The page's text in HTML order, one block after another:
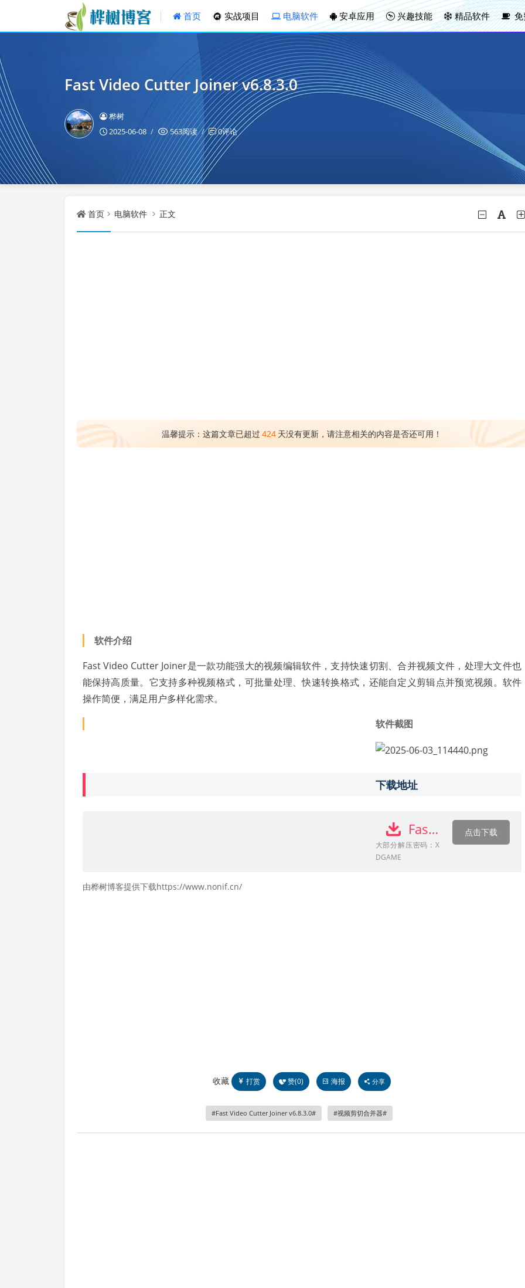
首页 实战项目 电脑软件 安卓应用 兴趣技能 精品软件 免
Fast Video Cutter Joiner v6.8.3.0
桦树
2025-06-08
563阅读 0评论
首页 电脑软件 正文
温馨提示：这篇文章已超过 424 天没有更新，请注意相关的内容是否还可用！
软件介绍
Fast Video Cutter Joiner是一款功能强大的视频编辑软件，支持快速切割、合并视频文件，处理大文件也
能保持高质量。它支持多种视频格式，可批量处理、快速转换格式，还能自定义剪辑点并预览视频。软件
操作简便，满足用户多样化需求。
软件截图
下载地址
Fast Video Cutter Joiner v6.8.3.0下载
大部分解压密码：X
DGAME
点击下载
由桦树博客提供下载https://www.nonif.cn/
收藏 打赏 赞(0) 海报 分享
Fast Video Cutter Joiner v6.8.3.0 视频剪切合并器